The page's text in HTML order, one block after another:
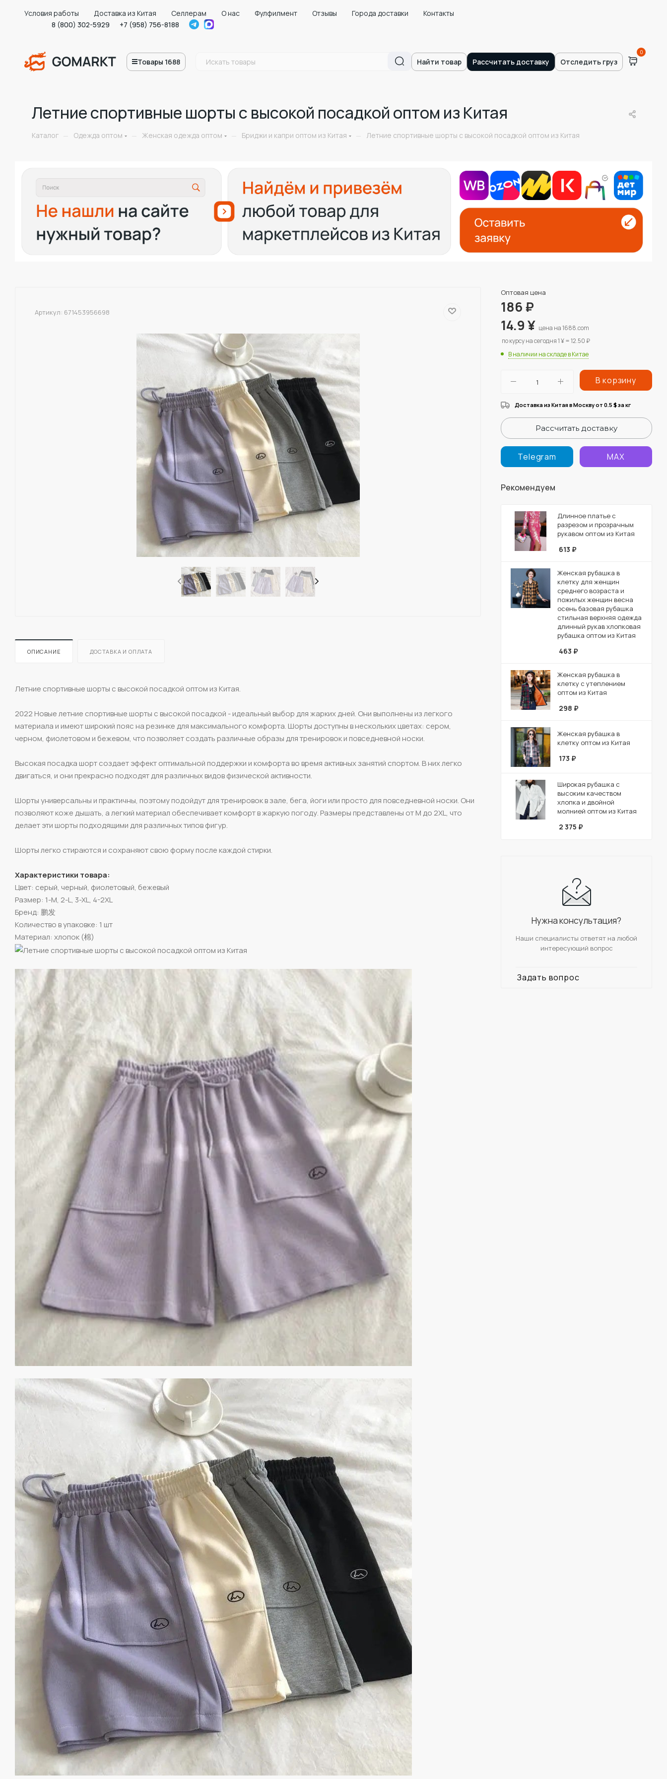
Условия работы Доставка из Китая Селлерам О нас Фулфилмент Отзывы Города доставки
Контакты
8 (800) 302-5929
+7 (958) 756-8188
Товары 1688 Найти товар Рассчитать доставку Отследить груз
0
Летние спортивные шорты с высокой посадкой оптом из Китая
Каталог — Одежда оптом — Женская одежда оптом — Бриджи и капри оптом из Китая — Летние спортивные шорты с высокой посадкой оптом из Китая
Артикул: 671453956698
ОПИСАНИЕ ДОСТАВКА И ОПЛАТА
Летние спортивные шорты с высокой посадкой оптом из Китая.
2022 Новые летние спортивные шорты с высокой посадкой - идеальный выбор для жарких дней. Они выполнены из легкого
материала и имеют широкий пояс на резинке для максимального комфорта. Шорты доступны в нескольких цветах: сером,
черном, фиолетовом и бежевом, что позволяет создать различные образы для тренировок и повседневной носки.
Высокая посадка шорт создает эффект оптимальной поддержки и комфорта во время активных занятий спортом. В них легко
двигаться, и они прекрасно подходят для различных видов физической активности.
Шорты универсальны и практичны, поэтому подойдут для тренировок в зале, бега, йоги или просто для повседневной носки. Они
позволяют коже дышать, а легкий материал обеспечивает комфорт в жаркую погоду. Размеры представлены от M до 2XL, что
делает эти шорты подходящими для различных типов фигур.
Шорты легко стираются и сохраняют свою форму после каждой стирки.
Характеристики товара:
Цвет: серый, черный, фиолетовый, бежевый
Размер: 1-M, 2-L, 3-XL, 4-2XL
Бренд: 鹏发
Количество в упаковке: 1 шт
Материал: хлопок (棉)
Оптовая цена
186₽
14.9¥ цена на 1688.com
по курсу на сегодня 1 ¥ = 12.50 ₽
В наличии на складе в Китае
В корзину
Доставка из Китая в Москву от 0.5 $за кг
Рассчитать доставку
Telegram MAX
Рекомендуем
Длинное платье с
разрезом и прозрачным
рукавом оптом из Китая
613 ₽
Женская рубашка в
клетку для женщин
среднего возраста и
пожилых женщин весна
осень базовая рубашка
стильная верхняя одежда
длинный рукав хлопковая
рубашка оптом из Китая
463 ₽
Женская рубашка в
клетку с утеплением
оптом из Китая
298 ₽
Женская рубашка в
клетку оптом из Китая
173 ₽
Широкая рубашка с
высоким качеством
хлопка и двойной
молнией оптом из Китая
2 375 ₽
Нужна консультация?
Наши специалисты ответят на любой
интересующий вопрос
Задать вопрос